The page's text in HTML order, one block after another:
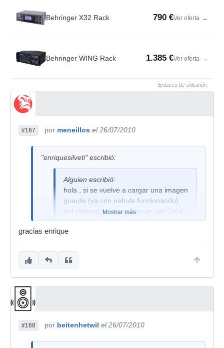
Behringer X32 Rack 790 €Ver oferta →
Behringer WING Rack 1.385 €Ver oferta →
Enlaces de afiliación
#167 por meneillos el 26/07/2010
"enriquesilveti" escribió:
Alguien escribió:
hola , si se vuelve a cargar una imagen
guarda (ya con nebula funcionando)
del sistema operativo, en un win 7x64 ,
hay que volver a pedir la licencia? por
que me ha surgido un problema en
saludos
Mostrar más
gracias enrique
#168 por beitenhetwil el 26/07/2010